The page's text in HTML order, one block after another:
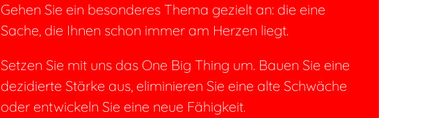
Gehen Sie ein besonderes Thema gezielt an: die eine
Sache, die Ihnen schon immer am Herzen liegt.
Setzen Sie mit uns das One Big Thing um. Bauen Sie eine
dezidierte Stärke aus, eliminieren Sie eine alte Schwäche
oder entwickeln Sie eine neue Fähigkeit.